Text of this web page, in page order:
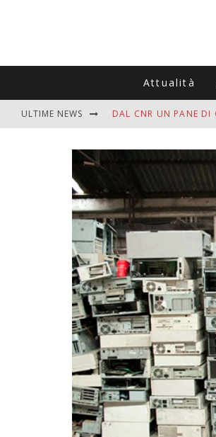
Attualità
ULTIME NEWS DAL CNR UN PANE DI
MUTTI ASSUME A
ZANZARE IN
ADDIO BOLLETTE